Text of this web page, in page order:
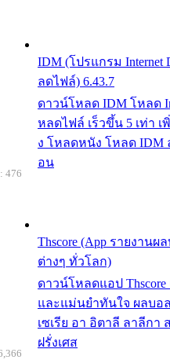
IDM (โปรแกรม Internet
ลดไฟล์) 6.43.7
ดาวน์โหลด IDM โหลด
หลดไฟล์ เร็วขึ้น 5 เท่า
ง โหลดหนัง โหลด IDM
อน
Thscore (App รายงาน
ต่างๆ ทั่วโลก)
ดาวน์โหลดแอป
และแม่นยำทันใจ ผลบอ
เซเรีย อา อิตาลี ลาลีกา
ฝรั่งเศส
476